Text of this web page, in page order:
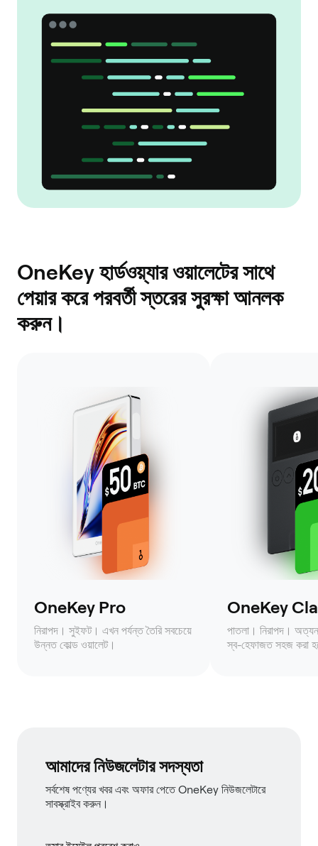
OneKey হার্ডওয়্যার ওয়ালেটের সাথে
পেয়ার করে পরবর্তী স্তরের সুরক্ষা আনলক
করুন।
OneKey Pro
নিরাপদ। সুইফট। এখন পর্যন্ত তৈরি সবচেয়ে
উন্নত কোল্ড ওয়ালেট।
OneKey
পাতলা। নিরাপদ।
স্ব-হেফাজত সহজ করা
আমাদের নিউজলেটার সদস্যতা
সর্বশেষ পণ্যের খবর এবং অফার পেতে OneKey নিউজলেটারে
সাবস্ক্রাইব করুন।